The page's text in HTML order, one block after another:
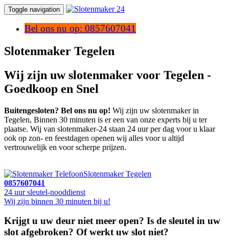
Toggle navigation
Bel ons nu op: 0857607041
Slotenmaker Tegelen
Wij zijn uw slotenmaker voor Tegelen -
Goedkoop en Snel
Buitengesloten? Bel ons nu op! Wij zijn uw slotenmaker in
Tegelen, Binnen 30 minuten is er een van onze experts bij u ter
plaatse. Wij van slotenmaker-24 staan 24 uur per dag voor u klaar
ook op zon- en feestdagen openen wij alles voor u altijd
vertrouwelijk en voor scherpe prijzen.
Slotenmaker Tegelen
0857607041
24 uur sleutel-nooddienst
Wij zijn binnen 30 minuten bij u!
Krijgt u uw deur niet meer open? Is de sleutel in uw
slot afgebroken? Of werkt uw slot niet?